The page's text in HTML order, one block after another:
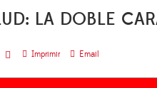
LA DOBLE
Imprimir Email